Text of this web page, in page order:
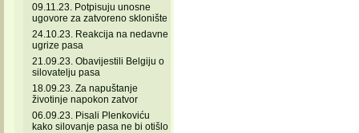
09.11.23. Potpisuju unosne
ugovore za zatvoreno sklonište
24.10.23. Reakcija na nedavne
ugrize pasa
21.09.23. Obavijestili Belgiju o
silovatelju pasa
18.09.23. Za napuštanje
životinje napokon zatvor
06.09.23. Pisali Plenkoviću
kako silovanje pasa ne bi otišlo